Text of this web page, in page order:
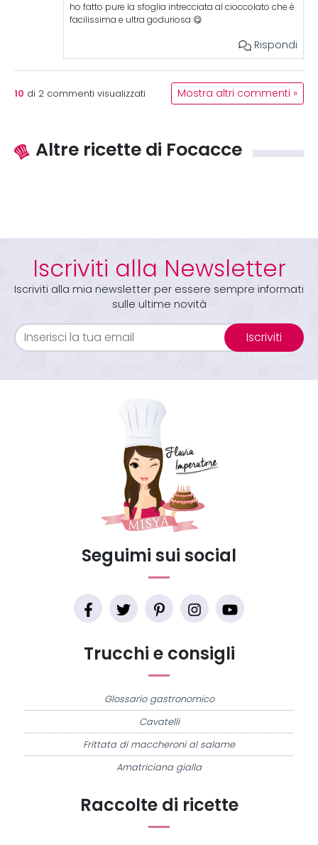
ho fatto pure la sfoglia intrecciata al cioccolato che è
facilissima e ultra goduriosa 😋
Rispondi
10 di 2 commenti visualizzati Mostra altri commenti »
Altre ricette di Focacce
Iscriviti alla Newsletter
Iscriviti alla mia newsletter per essere sempre informati
sulle ultime novità
Iscriviti
Raccolte di ricette
Trucchi e consigli
Glossario gastronomico
Cavatelli
Frittata di maccheroni al salame
Amatriciana gialla
Seguimi sui social